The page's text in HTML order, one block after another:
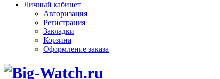
Личный кабинет
Авторизация
Регистрация
Закладки
Корзина
Оформление заказа